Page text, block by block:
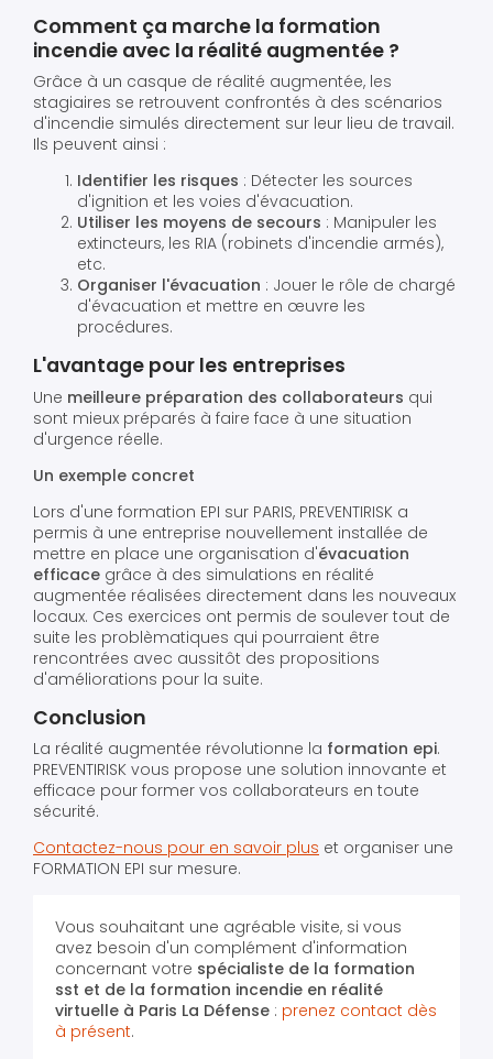
Comment ça marche la formation
incendie avec la réalité augmentée ?
Grâce à un casque de réalité augmentée, les
stagiaires se retrouvent confrontés à des scénarios
d'incendie simulés directement sur leur lieu de travail.
Ils peuvent ainsi :
Identifier les risques : Détecter les sources
d'ignition et les voies d'évacuation.
Utiliser les moyens de secours : Manipuler les
extincteurs, les RIA (robinets d'incendie armés),
etc.
Organiser l'évacuation : Jouer le rôle de chargé
d'évacuation et mettre en œuvre les
procédures.
L'avantage pour les entreprises
Une meilleure préparation des collaborateurs qui
sont mieux préparés à faire face à une situation
d'urgence réelle.
Un exemple concret
Lors d'une formation EPI sur PARIS, PREVENTIRISK a
permis à une entreprise nouvellement installée de
mettre en place une organisation d'évacuation
efficace grâce à des simulations en réalité
augmentée réalisées directement dans les nouveaux
locaux. Ces exercices ont permis de soulever tout de
suite les problèmatiques qui pourraient être
rencontrées avec aussitôt des propositions
d'améliorations pour la suite.
Conclusion
La réalité augmentée révolutionne la formation epi.
PREVENTIRISK vous propose une solution innovante et
efficace pour former vos collaborateurs en toute
sécurité.
Contactez-nous pour en savoir plus et organiser une
FORMATION EPI sur mesure.
Vous souhaitant une agréable visite, si vous
avez besoin d'un complément d'information
concernant votre spécialiste de la formation
sst et de la formation incendie en réalité
virtuelle à Paris La Défense : prenez contact dès
à présent.